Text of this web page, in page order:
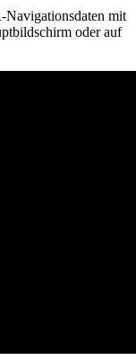
Navigationsdaten mit
oder auf